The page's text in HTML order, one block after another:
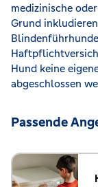
medizinische
Grund
Hund keine
abgeschlossen
Passende